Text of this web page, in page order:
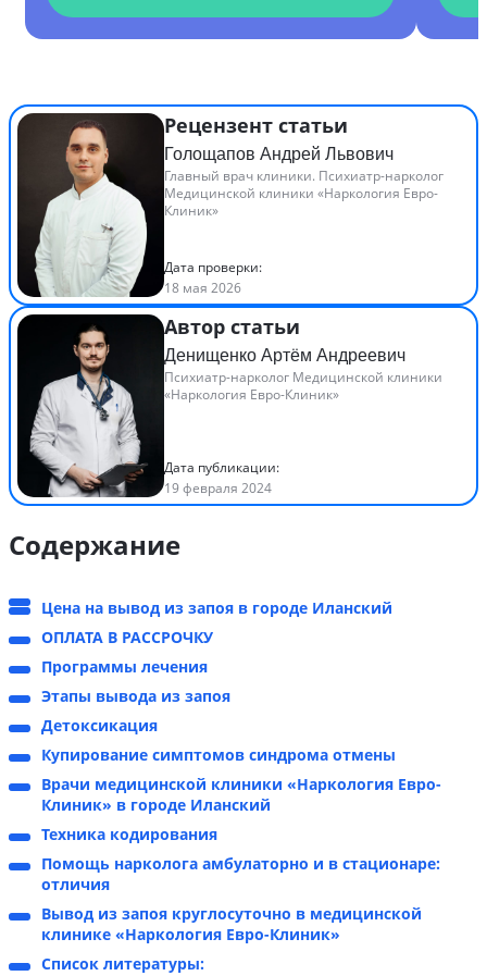
Рецензент статьи
Голощапов Андрей Львович
Главный врач клиники. Психиатр-нарколог
Медицинской клиники «Наркология Евро-
Клиник»
Дата проверки:
18 мая 2026
Автор статьи
Денищенко Артём Андреевич
Психиатр-нарколог Медицинской клиники
«Наркология Евро-Клиник»
Дата публикации:
19 февраля 2024
Содержание
Цена на вывод из запоя в городе Иланский
ОПЛАТА В РАССРОЧКУ
Программы лечения
Этапы вывода из запоя
Детоксикация
Купирование симптомов синдрома отмены
Врачи медицинской клиники «Наркология Евро-
Клиник» в городе Иланский
Техника кодирования
Помощь нарколога амбулаторно и в стационаре:
отличия
Вывод из запоя круглосуточно в медицинской
клинике «Наркология Евро-Клиник»
Список литературы: